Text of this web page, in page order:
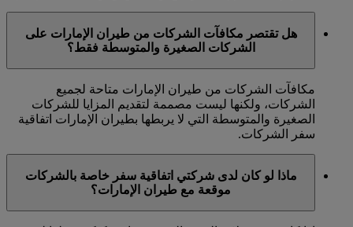
هل تقتصر مكافآت الشركات من طيران الإمارات على
الشركات الصغيرة والمتوسطة فقط؟
مكافآت الشركات من طيران الإمارات متاحة لجميع
الشركات، ولكنها ليست مصممة لتقديم المزايا للشركات
الصغيرة والمتوسطة التي لا يربطها بطيران الإمارات اتفاقية
سفر الشركات.
ماذا لو كان لدى شركتي اتفاقية سفر خاصة بالشركات
موقعة مع طيران الإمارات؟